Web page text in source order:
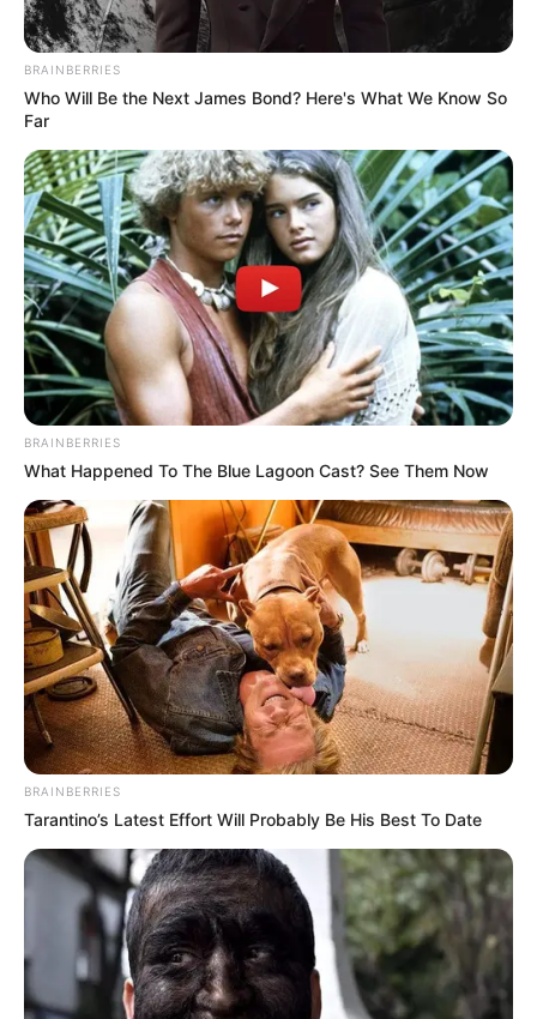
BRAINBERRIES
Who Will Be the Next James Bond? Here's What We Know So
Far
BRAINBERRIES
What Happened To The Blue Lagoon Cast? See Them Now
BRAINBERRIES
Tarantino’s Latest Effort Will Probably Be His Best To Date